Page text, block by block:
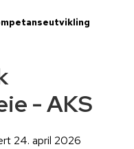
- AKS
24. april 2026